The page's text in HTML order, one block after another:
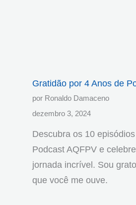
Gratidão por 4 Anos de
por Ronaldo Damaceno
dezembro 3, 2024
Descubra os 10
Podcast AQFPV e
jornada incrível. Sou
que você me ouve.